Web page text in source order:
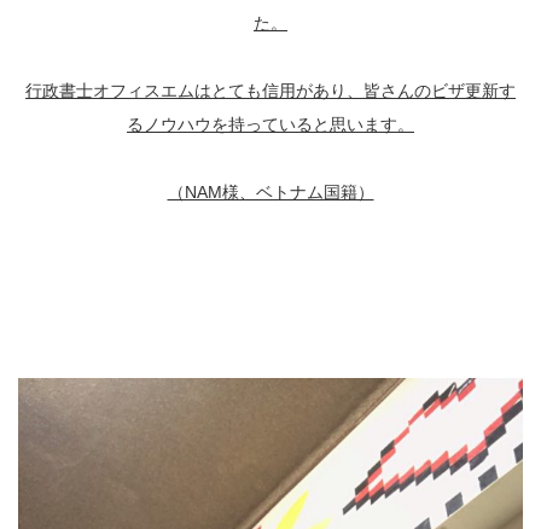
た。
行政書士オフィスエムはとても信用があり、皆さんのビザ更新す
るノウハウを持っていると思います。
（NAM様、ベトナム国籍）